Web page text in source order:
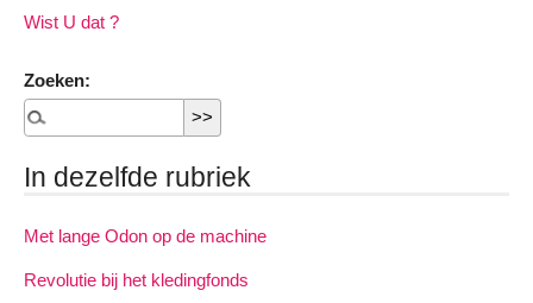
Wist U dat ?
Zoeken:
In dezelfde rubriek
Met lange Odon op de machine
Revolutie bij het kledingfonds